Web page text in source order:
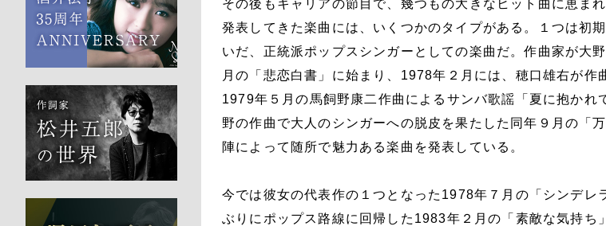
その後もキャリアの節目で、幾つもの大きなヒット曲に恵ま
発表してきた楽曲には、いくつかのタイプがある。１つは初
いだ、正統派ポップスシンガーとしての楽曲だ。作曲家が大
月の「悲恋白書」に始まり、1978年２月には、穂口雄右が作
1979年５月の馬飼野康二作曲によるサンバ歌謡「夏に抱かれ
野の作曲で大人のシンガーへの脱皮を果たした同年９月の「
陣によって随所で魅力ある楽曲を発表している。
今では彼女の代表作の１つとなった1978年７月の「シンデレ
ぶりにポップス路線に回帰した1983年２月の「素敵な気持ち